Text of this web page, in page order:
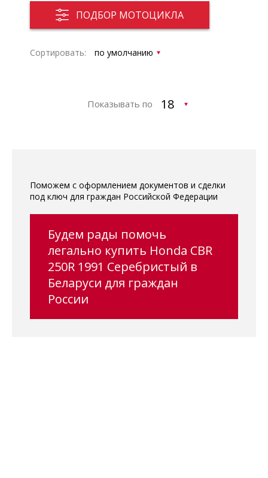
ПОДБОР МОТОЦИКЛА
Сортировать:
Показывать по
Поможем с оформлением документов и сделки
под ключ для граждан Российской Федерации
Будем рады помочь
легально купить Honda CBR
250R 1991 Серебристый в
Беларуси для граждан
России